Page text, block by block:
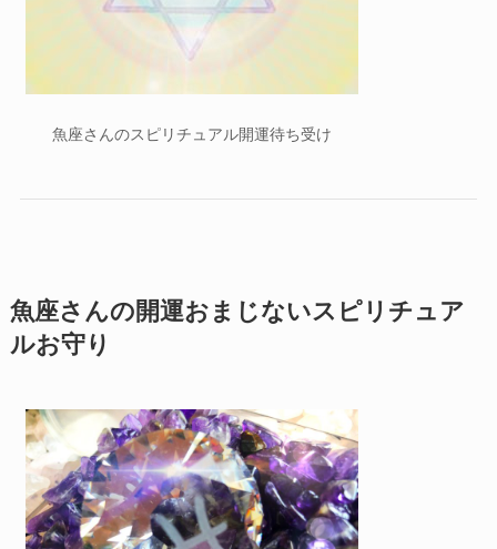
魚座さんのスピリチュアル開運待ち受け
魚座さんの開運おまじないスピリチュア
ルお守り